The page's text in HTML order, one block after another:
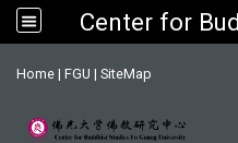
Center for
Home | FGU | SiteMap